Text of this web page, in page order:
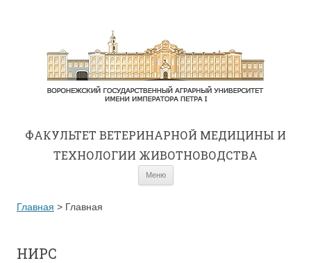
ФАКУЛЬТЕТ ВЕТЕРИНАРНОЙ МЕДИЦИНЫ И
ТЕХНОЛОГИИ ЖИВОТНОВОДСТВА
Меню
Главная > Главная
НИРС